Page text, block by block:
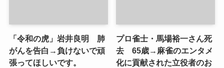
「令和の虎」岩井良明 肺
がんを告白→負けないで頑
張ってほしいです。
プロ雀士・馬場裕一さん死
去 65歳→麻雀のエンタメ
化に貢献された立役者のお